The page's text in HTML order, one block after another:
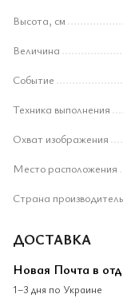
Высота, см
Величина
Событие
Техника выполнения
Охват изображения
Место расположения
Страна производитель
ДОСТАВКА
Новая Почта в
1–3 дня по Украине